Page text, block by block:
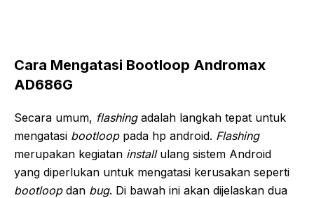
Cara Mengatasi Bootloop Andromax
AD686G
Secara umum, flashingadalah langkah tepat untuk
mengatasi bootlooppada hp android. Flashing
merupakan kegiatan installulang sistem Android
yang diperlukan untuk mengatasi kerusakan seperti
bootloopdan bug. Di bawah ini akan dijelaskan dua